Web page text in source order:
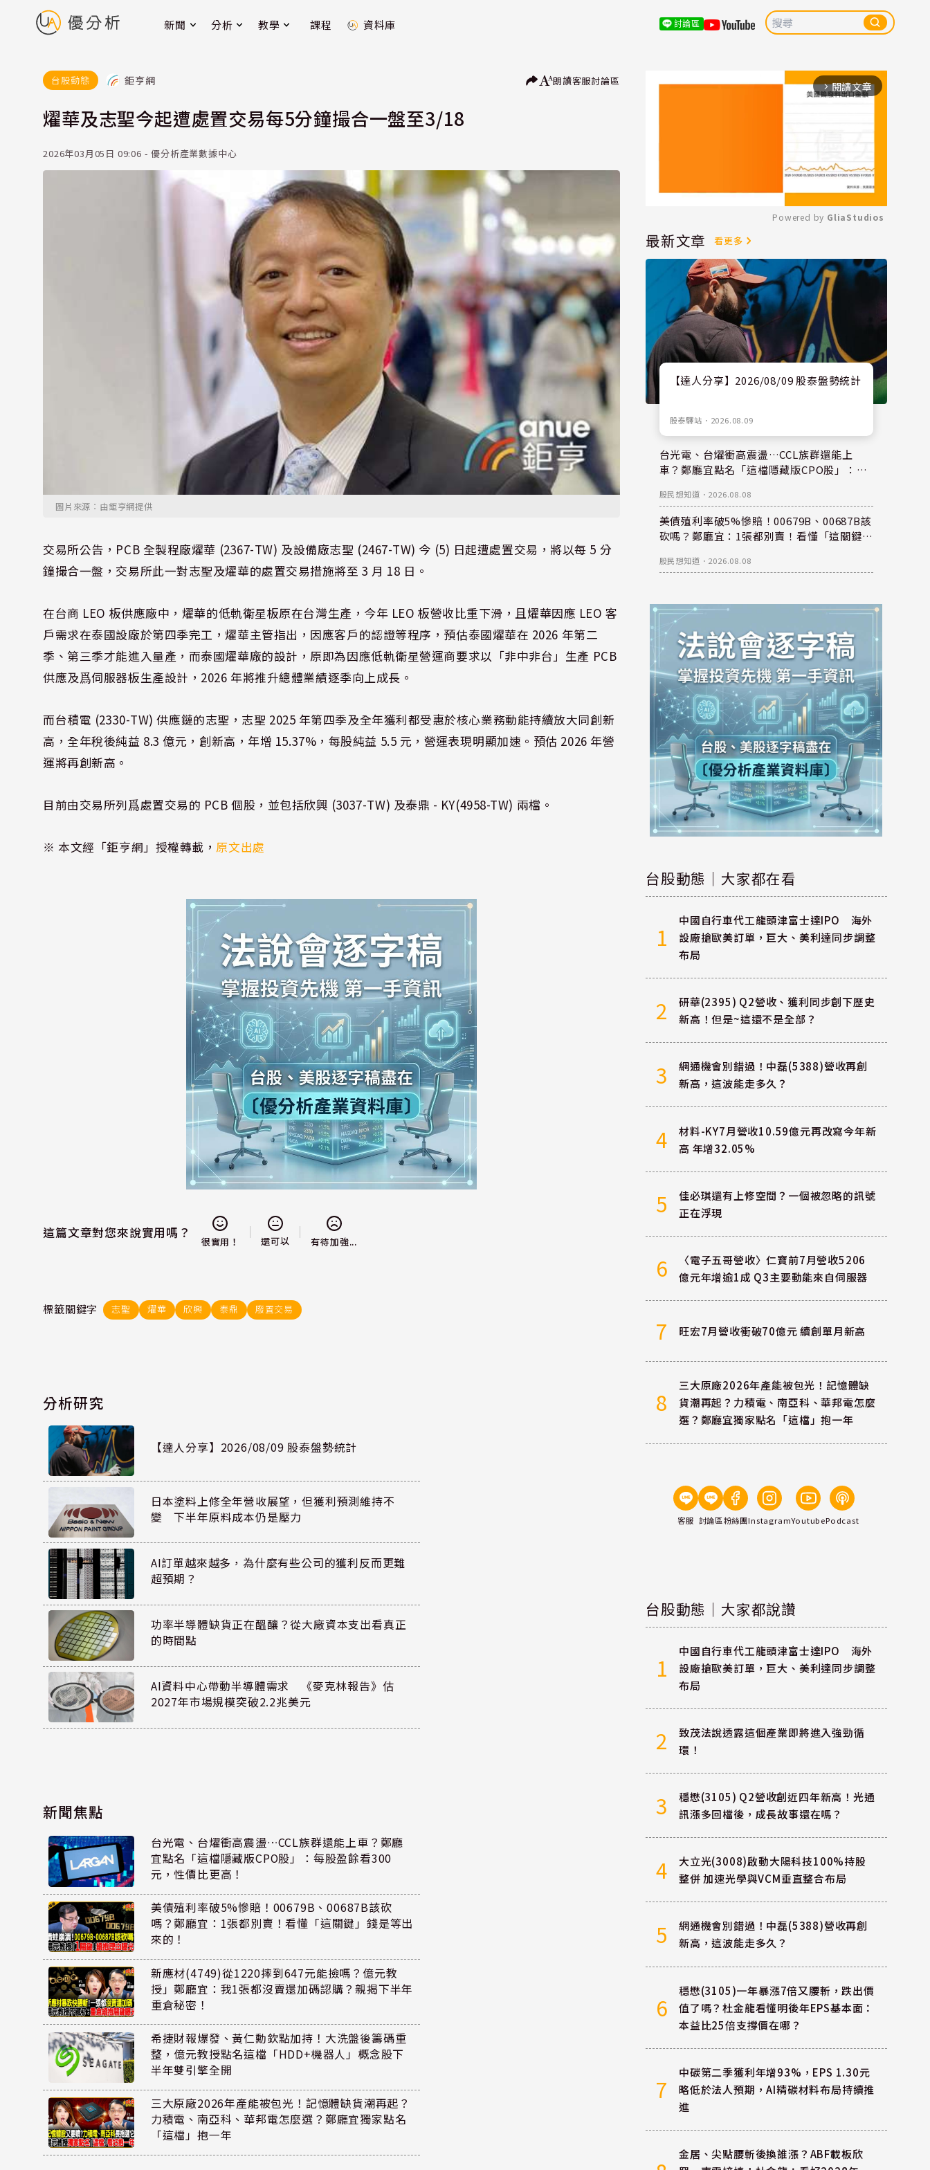
新聞 分析 教學 課程 資料庫 討論區
台股動態 鉅亨網 朗讀客服討論區
燿華及志聖今起遭處置交易每5分鐘撮合一盤至3/18
2026年03月05日 09:06 - 優分析產業數據中心
圖片來源：由鉅亨網提供
交易所公告，PCB 全製程廠燿華 (2367-TW) 及設備廠志聖 (2467-TW) 今 (5) 日起遭處置交易，將以每 5 分
鐘撮合一盤，交易所此一對志聖及燿華的處置交易措施將至 3 月 18 日。
在台商 LEO 板供應廠中，燿華的低軌衛星板原在台灣生產，今年 LEO 板營收比重下滑，且燿華因應 LEO 客
戶需求在泰國設廠於第四季完工，燿華主管指出，因應客戶的認證等程序，預估泰國燿華在 2026 年第二
季、第三季才能進入量產，而泰國燿華廠的設計，原即為因應低軌衛星營運商要求以「非中非台」生產 PCB
供應及爲伺服器板生產設計，2026 年將推升總體業績逐季向上成長。
而台積電 (2330-TW) 供應鏈的志聖，志聖 2025 年第四季及全年獲利都受惠於核心業務動能持續放大同創新
高，全年稅後純益 8.3 億元，創新高，年增 15.37%，每股純益 5.5 元，營運表現明顯加速。預估 2026 年營
運將再創新高。
目前由交易所列爲處置交易的 PCB 個股，並包括欣興 (3037-TW) 及泰鼎 - KY(4958-TW) 兩檔。
※ 本文經「鉅亨網」授權轉載，原文出處
這篇文章對您來說實用嗎？
很實用！ 還可以 有待加強...
標籤關鍵字 志聖 燿華 欣興 泰鼎 廢置交易
分析研究
【達人分享】2026/08/09 股泰盤勢統計
日本塗料上修全年營收展望，但獲利預測維持不
變 下半年原料成本仍是壓力
AI訂單越來越多，為什麼有些公司的獲利反而更難
超預期？
功率半導體缺貨正在醞釀？從大廠資本支出看真正
的時間點
AI資料中心帶動半導體需求 《麥克林報告》估
2027年市場規模突破2.2兆美元
新聞焦點
台光電、台燿衝高震盪…CCL族群還能上車？鄭廳
宜點名「這檔隱藏版CPO股」：每股盈餘看300
元，性價比更高！
美債殖利率破5%慘賠！00679B、00687B該砍
嗎？鄭廳宜：1張都別賣！看懂「這關鍵」錢是等出
來的！
新應材(4749)從1220摔到647元能撿嗎？億元教
授」鄭廳宜：我1張都沒賣還加碼認購？親揭下半年
重倉秘密！
希捷財報爆發、黃仁勳欽點加持！大洗盤後籌碼重
整，億元教授點名這檔「HDD+機器人」概念股下
半年雙引擎全開
三大原廠2026年產能被包光！記憶體缺貨潮再起？
力積電、南亞科、華邦電怎麼選？鄭廳宜獨家點名
「這檔」抱一年
arrow_forward_ios 閱讀文章
Mute
Powered by GliaStudios
最新文章 看更多
【達人分享】2026/08/09 股泰盤勢統計
股泰驛站 ． 2026.08.09
台光電、台燿衝高震盪…CCL族群還能上
車？鄭廳宜點名「這檔隱藏版CPO股」：每
股民想知道 ． 2026.08.08
美債殖利率破5%慘賠！00679B、00687B該
砍嗎？鄭廳宜：1張都別賣！看懂「這關鍵」
股民想知道 ． 2026.08.08
台股動態｜大家都在看
1
中國自行車代工龍頭津富士達IPO 海外
設廠搶歐美訂單，巨大、美利達同步調整
布局
2
研華(2395) Q2營收、獲利同步創下歷史
新高！但是~這還不是全部？
3
網通機會別錯過！中磊(5388)營收再創
新高，這波能走多久？
4
材料-KY7月營收10.59億元再改寫今年新
高 年增32.05%
5
佳必琪還有上修空間？一個被忽略的訊號
正在浮現
6
〈電子五哥營收〉仁寶前7月營收5206
億元年增逾1成 Q3主要動能來自伺服器
7 旺宏7月營收衝破70億元 續創單月新高
8
三大原廠2026年產能被包光！記憶體缺
貨潮再起？力積電、南亞科、華邦電怎麼
選？鄭廳宜獨家點名「這檔」抱一年
客服 討論區粉絲團InstagramYoutubePodcast
台股動態｜大家都說讚
1
中國自行車代工龍頭津富士達IPO 海外
設廠搶歐美訂單，巨大、美利達同步調整
布局
2
致茂法說透露這個產業即將進入強勁循
環！
3
穩懋(3105) Q2營收創近四年新高！光通
訊漲多回檔後，成長故事還在嗎？
4
大立光(3008)啟動大陽科技100%持股
整併 加速光學與VCM垂直整合布局
5
網通機會別錯過！中磊(5388)營收再創
新高，這波能走多久？
6
穩懋(3105)一年暴漲7倍又腰斬，跌出價
值了嗎？杜金龍看懂明後年EPS基本面：
本益比25倍支撐價在哪？
7
中碳第二季獲利年增93%，EPS 1.30元
略低於法人預期，AI精碳材料布局持續推
進
金居、尖點腰斬後換誰漲？ABF載板欣